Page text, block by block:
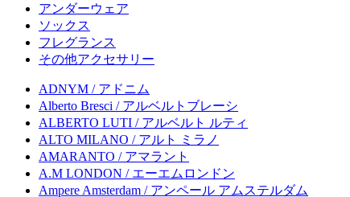
アンダーウェア
ソックス
フレグランス
その他アクセサリー
ADNYM / アドニム
Alberto Bresci / アルベルトブレーシ
ALBERTO LUTI / アルベルト ルティ
ALTO MILANO / アルト ミラノ
AMARANTO / アマラント
A.M LONDON / エーエムロンドン
Ampere Amsterdam / アンペール アムステルダム